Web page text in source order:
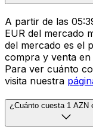
A partir de las
EUR del mercado
del mercado es el
compra y venta en
Para ver cuánto
visita nuestra
¿Cuánto cuesta 1 AZN